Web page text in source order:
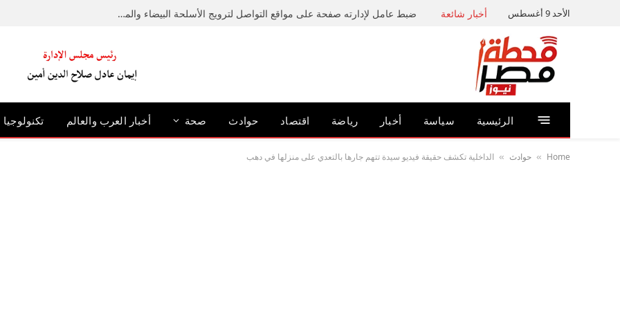
الأحد 9 أغسطس أخبار شائعة ضبط عامل لإدارته صفحة على مواقع التواصل لترويج الأسلحة البيضاء والمخدرات
الرئيسية سياسة أخبار رياضة اقتصاد حوادث صحة أخبار العرب والعالم تكنولوجيا
Home
» حوادث » الداخلية تكشف حقيقة فيديو سيدة تتهم جارها بالتعدي على منزلها في دهب